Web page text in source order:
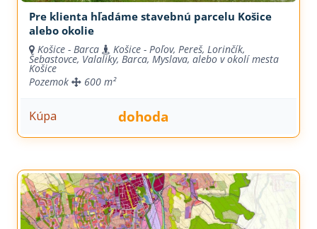
Pre klienta hľadáme stavebnú parcelu Košice
alebo okolie
Košice - Barca Košice - Poľov, Pereš, Lorinčík,
Šebastovce, Valaliky, Barca, Myslava, alebo v okolí mesta
Košice
Pozemok
600 m²
Kúpa dohoda